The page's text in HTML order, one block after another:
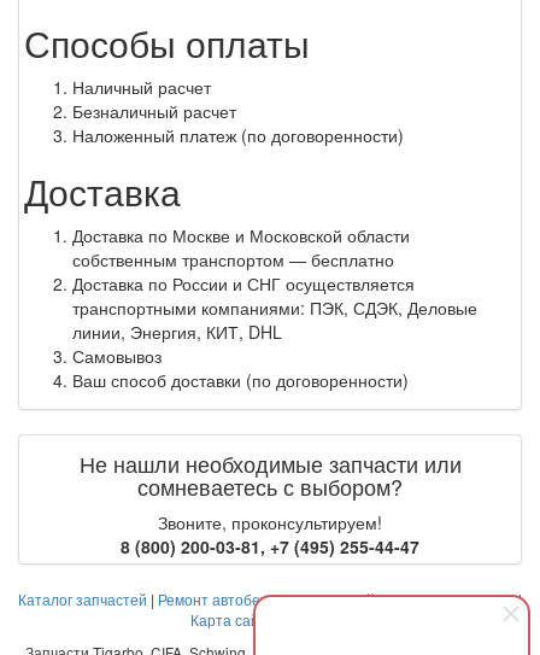
Способы оплаты
Наличный расчет
Безналичный расчет
Наложенный платеж (по договоренности)
Доставка
Доставка по Москве и Московской области
собственным транспортом — бесплатно
Доставка по России и СНГ осуществляется
транспортными компаниями: ПЭК, СДЭК, Деловые
линии, Энергия, КИТ, DHL
Самовывоз
Ваш способ доставки (по договоренности)
Не нашли необходимые запчасти или
сомневаетесь с выбором?
Звоните, проконсультируем!
8 (800) 200-03-81, +7 (495) 255-44-47
Каталог запчастей | Ремонт автобетоносмесителей|Оплата и доставка|
Карта сайта